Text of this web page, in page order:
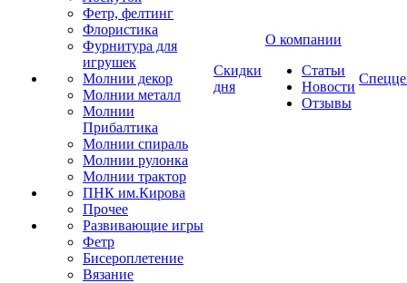
Фетр, фелтинг
Флористика
Фурнитура для
игрушек
Молнии декор
Молнии металл
Молнии
Прибалтика
Молнии спираль
Молнии рулонка
Молнии трактор
ПНК им.Кирова
Прочее
Развивающие игры
Фетр
Бисероплетение
Вязание
Скидки
дня
О компании
Статьи
Новости
Отзывы